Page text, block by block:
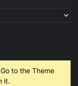
to the Theme
it.